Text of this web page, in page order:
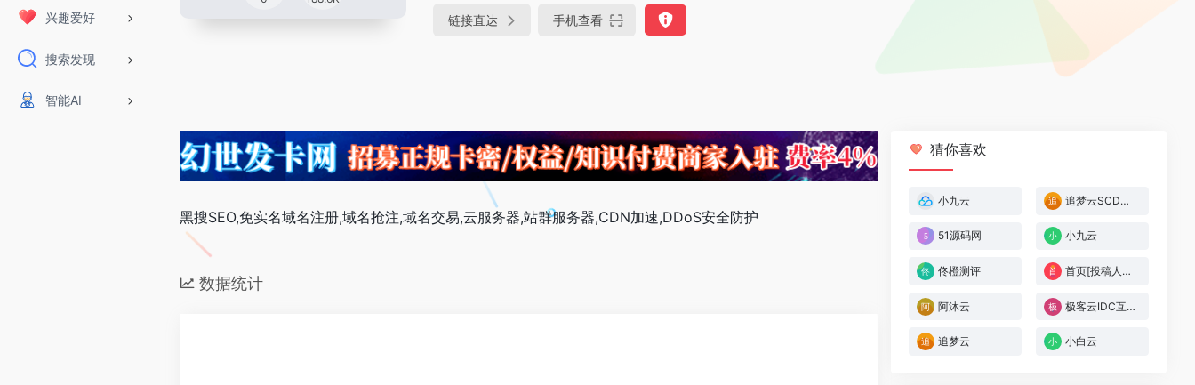
兴趣爱好
搜索发现
智能AI
链接直达 手机查看
黑搜SEO,免实名域名注册,域名抢注,域名交易,云服务器,站群服务器,CDN加速,DDoS安全防护
数据统计
猜你喜欢
小九云 追梦云SCDN[投稿人：追梦云,联系：zmywangluo@qq.com]
51源码网 小九云
佟橙测评 首页[投稿人：逍遥,联系：2701629179@qq.com]
阿沐云 极客云IDC互联
追梦云 小白云